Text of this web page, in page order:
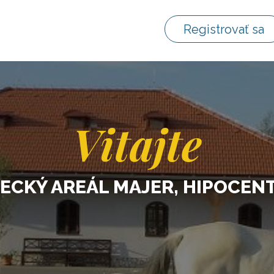
Registrovať sa
Vitajte
AREÁL MAJER,